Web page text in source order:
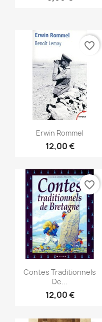
Vista rápida
Erwin Rommel
12,00 €
favorite_border
Vista rápida
Contes Traditionnels
De...
12,00 €
favorite_border